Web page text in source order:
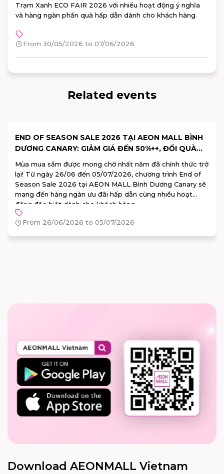
Trạm Xanh ECO FAIR 2026 với nhiều hoạt động ý nghĩa
và hàng ngàn phần quà hấp dẫn dành cho khách hàng.
From 30/05/2026 to 07/06/2026
Related events
WATSONS X AMBD: GIẢI QUIZ XANH - LAN TOẢ
ĐIỀU LÀNH
AEON MALL Bình Dương Canary bắt tay cùng Watsons
lan tỏa năng lượng tích cực, chung tay bảo vệ môi trường.
Tham gia ngay "GIẢI QUIZ XANH" trên app AEONMALL
Vietnam từ 30/05 – 07/06. Vượt qua 10 câu hỏi dễ dàng để
rinh ngay bộ chai chiết mỹ phẩm kèm sticker cực xinh từ
Watsons!
From 30/05/2026 to 07/06/2026
Download AEONMALL Vietnam